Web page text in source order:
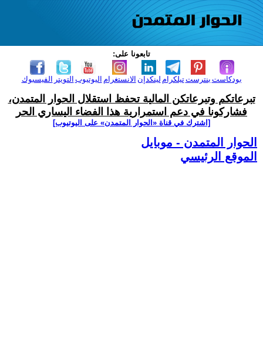
تابعونا على:
الفيسبوك التويتر اليوتيوب الانستغرام لينكدإن تيلكرامبنترست بودكاست
تبرعاتكم وتبرعاتكن المالية تحفظ استقلال الحوار المتمدن،
فشاركونا في دعم استمرارية هذا الفضاء اليساري الحر
[اشترك في قناة ‫«الحوار المتمدن» على اليوتيوب]
الحوار المتمدن - موبايل
الموقع الرئيسي